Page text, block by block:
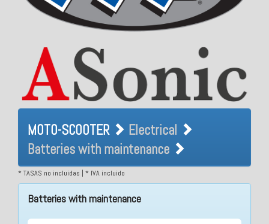
MOTO-SCOOTER Electrical
Batteries with maintenance
MOTO-SCOOTER
Electrical
Batteries with maintenance
* TASAS no incluidas | * IVA incluido
Batteries with maintenance